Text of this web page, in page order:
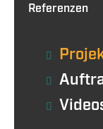
Referenzen